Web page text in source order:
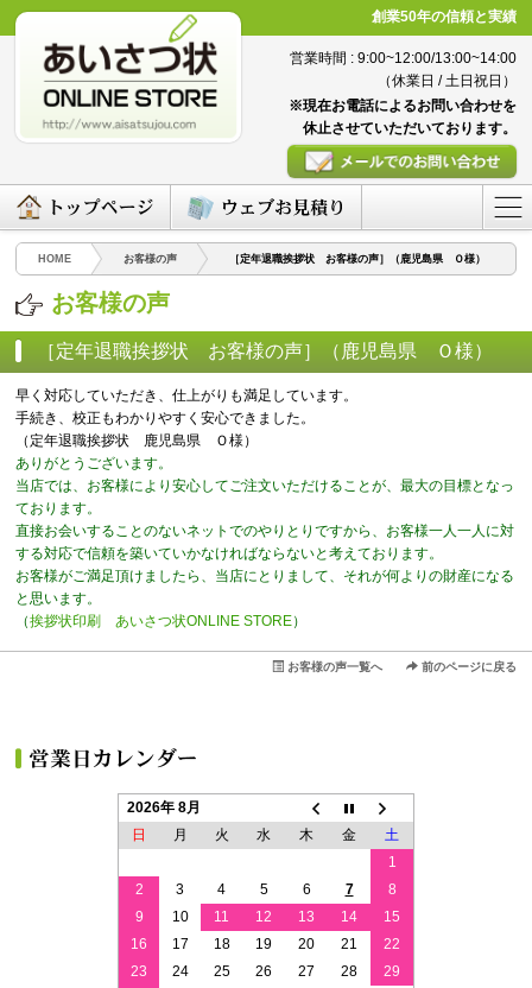
創業50年の信頼と実績
営業時間 : 9:00~12:00/13:00~14:00
（休業日 / 土日祝日）
※現在お電話によるお問い合わせを
休止させていただいております。
HOME お客様の声 ［定年退職挨拶状 お客様の声］（鹿児島県 Ｏ様）
お客様の声
［定年退職挨拶状 お客様の声］（鹿児島県 Ｏ様）
早く対応していただき、仕上がりも満足しています。
手続き、校正もわかりやすく安心できました。
（定年退職挨拶状 鹿児島県 Ｏ様）
ありがとうございます。
当店では、お客様により安心してご注文いただけることが、最大の目標となっ
ております。
直接お会いすることのないネットでのやりとりですから、お客様一人一人に対
する対応で信頼を築いていかなければならないと考えております。
お客様がご満足頂けましたら、当店にとりまして、それが何よりの財産になる
と思います。
（挨拶状印刷 あいさつ状ONLINE STORE）
お客様の声一覧へ 前のページに戻る
2026年 8月
日
月 火 水 木 金
土
1
2
3 4 5 6 7
8
9
10 11 12 13 14
15
16
17 18 19 20 21
22
23
24 25 26 27 28
29